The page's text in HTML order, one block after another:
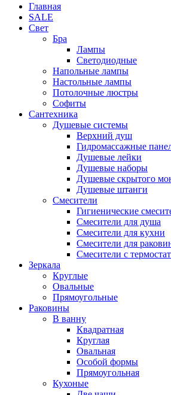
Главная
SALE
Свет
Бра
Лампы
Светодиодные
Напольные лампы
Настольные лампы
Потолочные люстры
Софиты
Сантехника
Душевые системы
Верхний душ
Гидромассажные
Душевые лейки
Душевые наборы
Душевые скрытого
Душевые штанги
Смесители
Гигиенические
Смесители для душа
Смесители для кухни
Смесители для
Смесители с
Зеркала
Круглые
Овальные
Прямоугольные
Раковины
В ванну
Квадратная
Круглая
Овальная
Особой формы
Прямоугольная
Кухоные